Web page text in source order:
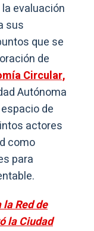
evaluación
sus
que se
de
Circular,
Autónoma
de
actores
como
para
Red de
la Ciudad